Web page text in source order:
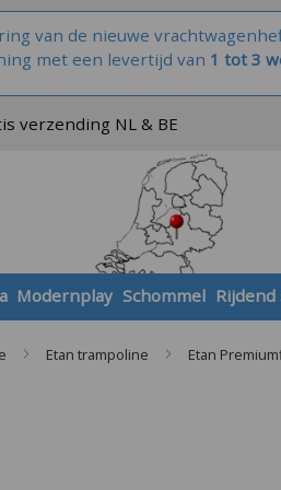
van de nieuwe
met een levertijd van 1 tot 3
verzending NL & BE
Modernplay Schommel
Etan trampoline Etan